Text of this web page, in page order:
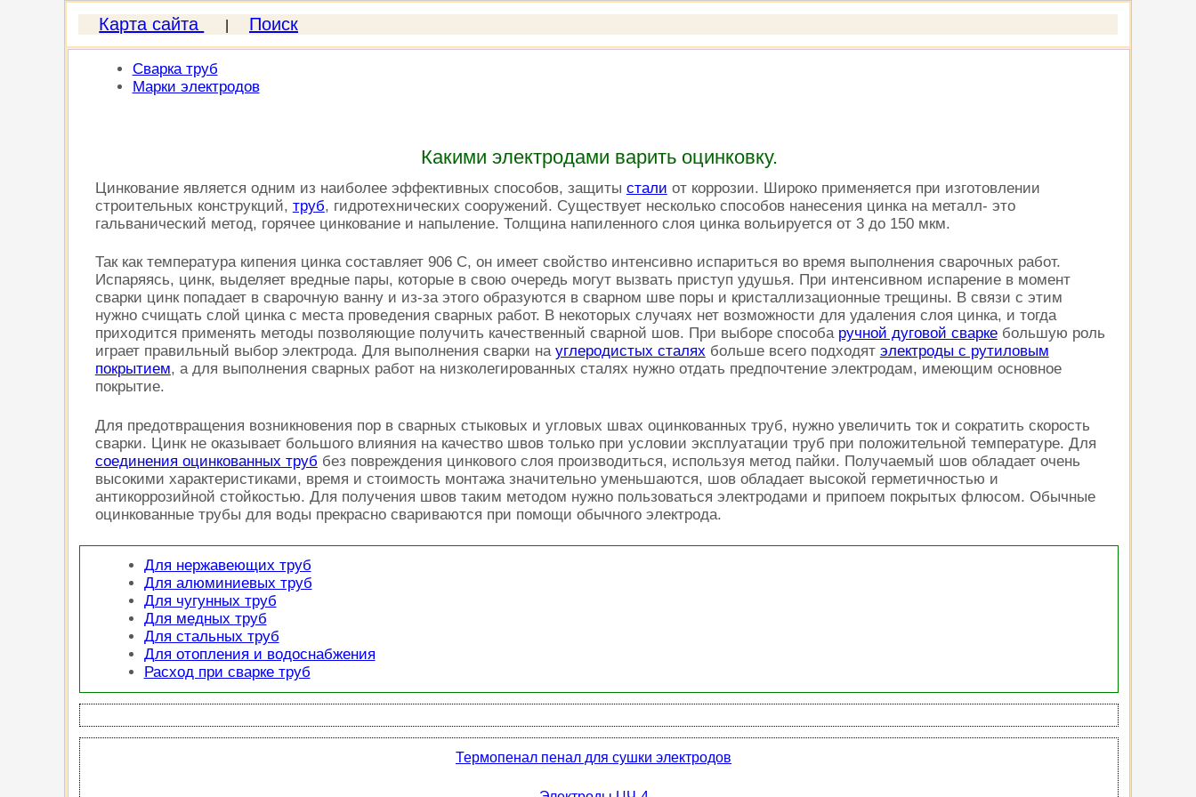
Карта сайта Поиск
Сварка труб
Марки электродов
Какими электродами варить оцинковку.
Цинкование является одним из наиболее эффективных способов, защиты стали от коррозии. Широко применяется при изготовлении
строительных конструкций, труб, гидротехнических сооружений. Существует несколько способов нанесения цинка на металл- это
гальванический метод, горячее цинкование и напыление. Толщина напиленного слоя цинка вольируется от 3 до 150 мкм.
Так как температура кипения цинка составляет 906 С, он имеет свойство интенсивно испариться во время выполнения сварочных работ.
Испаряясь, цинк, выделяет вредные пары, которые в свою очередь могут вызвать приступ удушья. При интенсивном испарение в момент
сварки цинк попадает в сварочную ванну и из-за этого образуются в сварном шве поры и кристаллизационные трещины. В связи с этим
нужно счищать слой цинка с места проведения сварных работ. В некоторых случаях нет возможности для удаления слоя цинка, и тогда
приходится применять методы позволяющие получить качественный сварной шов. При выборе способа ручной дуговой сваркебольшую роль
играет правильный выбор электрода. Для выполнения сварки на углеродистых сталях больше всего подходят электроды с рутиловым
покрытием, а для выполнения сварных работ на низколегированных сталях нужно отдать предпочтение электродам, имеющим основное
покрытие.
Для предотвращения возникновения пор в сварных стыковых и угловых швах оцинкованных труб, нужно увеличить ток и сократить скорость
сварки. Цинк не оказывает большого влияния на качество швов только при условии эксплуатации труб при положительной температуре. Для
соединения оцинкованных труб без повреждения цинкового слоя производиться, используя метод пайки. Получаемый шов обладает очень
высокими характеристиками, время и стоимость монтажа значительно уменьшаются, шов обладает высокой герметичностью и
антикоррозийной стойкостью. Для получения швов таким методом нужно пользоваться электродами и припоем покрытых флюсом. Обычные
оцинкованные трубы для воды прекрасно свариваются при помощи обычного электрода.
Для нержавеющих труб
Для алюминиевых труб
Для чугунных труб
Для медных труб
Для стальных труб
Для отопления и водоснабжения
Расход при сварке труб
Термопенал пенал для сушки электродов